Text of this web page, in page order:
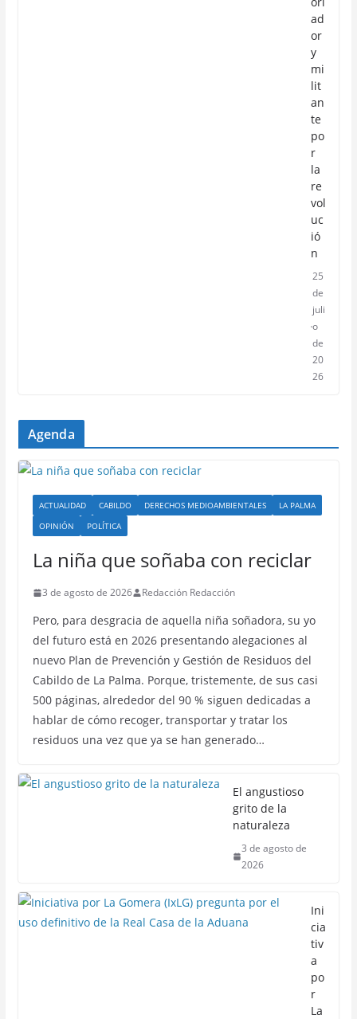
ad
or
y
mi
lit
an
te
po
r
la
re
vol
uc
ió
n
25
de
juli
o
de
20
26
Agenda
ACTUALIDAD CABILDO DERECHOS MEDIOAMBIENTALES
LA PALMA
OPINIÓN
POLÍTICA
La niña que soñaba con reciclar
3 de agosto de 2026 Redacción Redacción
Pero, para desgracia de aquella niña soñadora, su yo
del futuro está en 2026 presentando alegaciones al
nuevo Plan de Prevención y Gestión de Residuos del
Cabildo de La Palma. Porque, tristemente, de sus casi
500 páginas, alrededor del 90 % siguen dedicadas a
hablar de cómo recoger, transportar y tratar los
residuos una vez que ya se han generado…
El angustioso
grito de la
naturaleza
3 de agosto de
2026
Ini
cia
tiv
a
po
r
La